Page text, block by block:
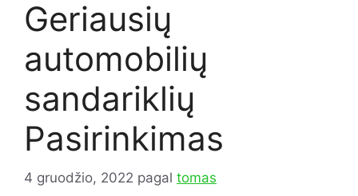
Geriausių
automobilių
sandariklių
Pasirinkimas
4 gruodžio, 2022 pagal tomas